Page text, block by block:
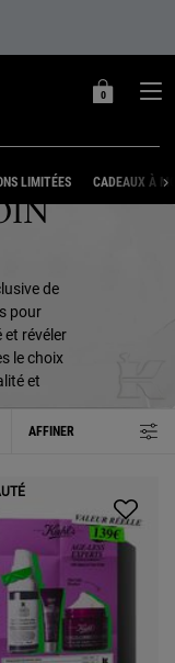
MON
0
0 PRODUIT
LIMITÉES CADEAUX À
de
pour
révéler
le choix
et
AFFINER
MENU DE FILTRAGE